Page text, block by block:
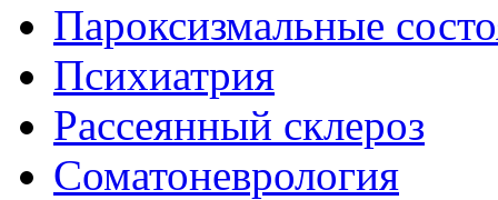
Пароксизмальные
Психиатрия
Рассеянный склероз
Соматоневрология